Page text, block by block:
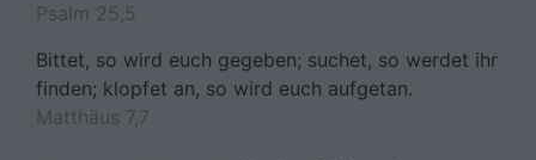
Psalm 25,5
Bittet, so wird euch gegeben; suchet, so werdet ihr
finden; klopfet an, so wird euch aufgetan.
Matthäus 7,7